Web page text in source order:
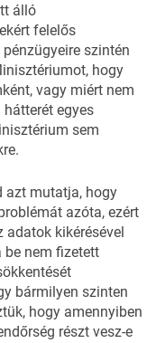
álló
felelős
szintén
hogy
vagy miért nem
egyes
sem
azt mutatja, hogy
azóta, ezért
adatok kikérésével
be nem fizetett
bármilyen szinten
hogy amennyiben
részt vesz-e